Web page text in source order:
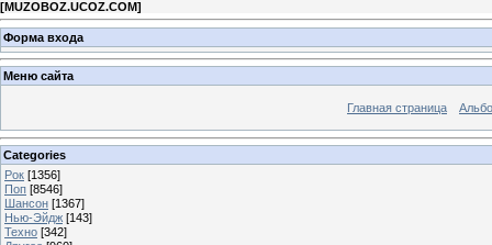
[MUZOBOZ.UCOZ.COM]
Форма входа
Меню сайта
Главная страница
Categories
Рок [1356]
Поп [8546]
Шансон [1367]
Нью-Эйдж [143]
Техно [342]